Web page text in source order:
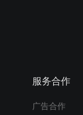
服务合作
广告合作